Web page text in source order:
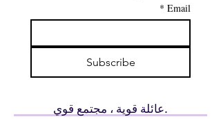
Email
*
Subscribe
عائلة قوية ، مجتمع قوي.